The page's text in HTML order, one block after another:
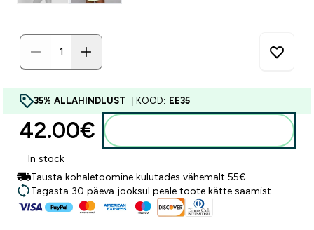
35% ALLAHINDLUST | KOOD: EE35
42.00€‎
In stock
Tausta kohaletoomine kulutades vähemalt 55€
Tagasta 30 päeva jooksul peale toote kätte saamist